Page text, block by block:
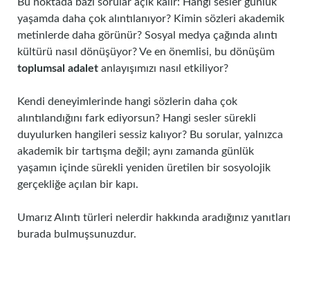
yaşamda daha çok alıntılanıyor? Kimin sözleri akademik
metinlerde daha görünür? Sosyal medya çağında alıntı
kültürü nasıl dönüşüyor? Ve en önemlisi, bu dönüşüm
toplumsal adalet anlayışımızı nasıl etkiliyor?
Kendi deneyimlerinde hangi sözlerin daha çok
alıntılandığını fark ediyorsun? Hangi sesler sürekli
duyulurken hangileri sessiz kalıyor? Bu sorular, yalnızca
akademik bir tartışma değil; aynı zamanda günlük
yaşamın içinde sürekli yeniden üretilen bir sosyolojik
gerçekliğe açılan bir kapı.
Umarız Alıntı türleri nelerdir hakkında aradığınız yanıtları
burada bulmuşsunuzdur.